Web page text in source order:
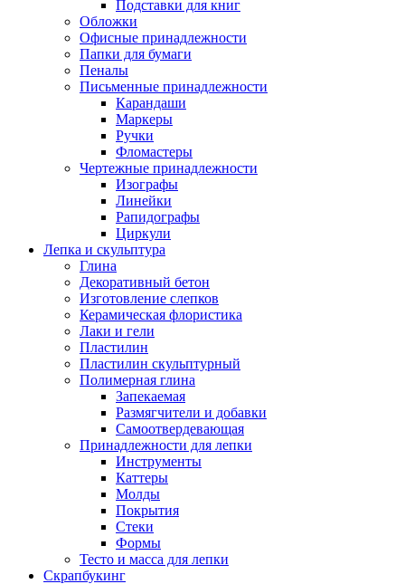
Подставки для книг
Обложки
Офисные принадлежности
Папки для бумаги
Пеналы
Письменные принадлежности
Карандаши
Маркеры
Ручки
Фломастеры
Чертежные принадлежности
Изографы
Линейки
Рапидографы
Циркули
Лепка и скульптура
Глина
Декоративный бетон
Изготовление слепков
Керамическая флористика
Лаки и гели
Пластилин
Пластилин скульптурный
Полимерная глина
Запекаемая
Размягчители и добавки
Самоотвердевающая
Принадлежности для лепки
Инструменты
Каттеры
Молды
Покрытия
Стеки
Формы
Тесто и масса для лепки
Скрапбукинг